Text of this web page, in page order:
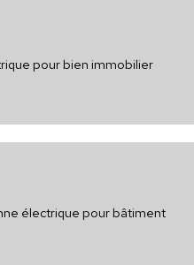
pour bien immobilier
électrique pour bâtiment